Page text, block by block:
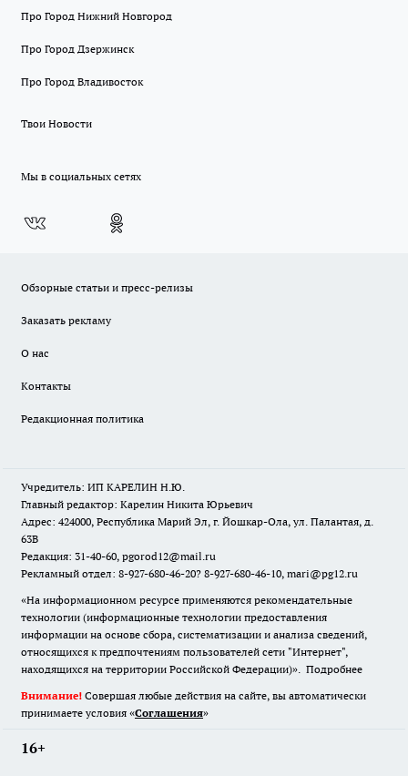
Про Город Нижний Новгород
Про Город Дзержинск
Про Город Владивосток
Твои Новости
Мы в социальных сетях
Обзорные статьи и пресс-релизы
Заказать рекламу
О нас
Контакты
Редакционная политика
Учредитель: ИП КАРЕЛИН Н.Ю.
Главный редактор: Карелин Никита Юрьевич
Адрес: 424000, Республика Марий Эл, г. Йошкар-Ола, ул. Палантая, д.
63В
Редакция: 31-40-60, pgorod12@mail.ru
Рекламный отдел: 8-927-680-46-20? 8-927-680-46-10, mari@pg12.ru
«На информационном ресурсе применяются рекомендательные
технологии (информационные технологии предоставления
информации на основе сбора, систематизации и анализа сведений,
относящихся к предпочтениям пользователей сети "Интернет",
находящихся на территории Российской Федерации)». Подробнее
Внимание! Совершая любые действия на сайте, вы автоматически
принимаете условия «Cоглашения»
16+